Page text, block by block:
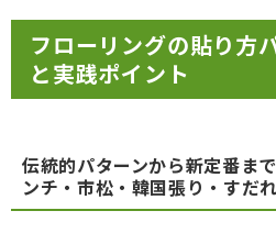
フローリングの貼り方
と実践ポイント
伝統的パターンから新定番ま
ンチ・市松・韓国張り・すだ